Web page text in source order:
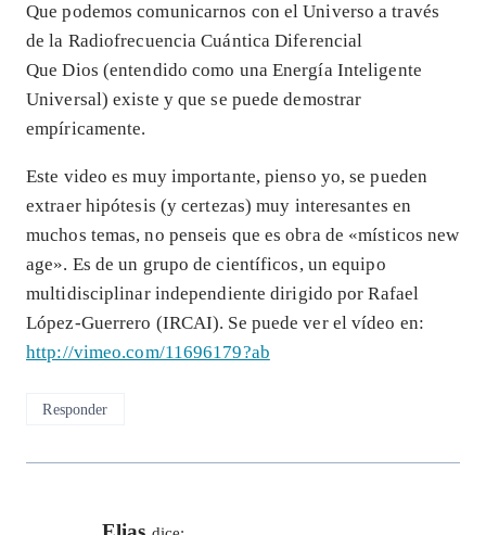
Que podemos comunicarnos con el Universo a través
de la Radiofrecuencia Cuántica Diferencial
Que Dios (entendido como una Energía Inteligente
Universal) existe y que se puede demostrar
empíricamente.
Este video es muy importante, pienso yo, se pueden
extraer hipótesis (y certezas) muy interesantes en
muchos temas, no penseis que es obra de «místicos new
age». Es de un grupo de científicos, un equipo
multidisciplinar independiente dirigido por Rafael
López-Guerrero (IRCAI). Se puede ver el vídeo en:
http://vimeo.com/11696179?ab
Responder